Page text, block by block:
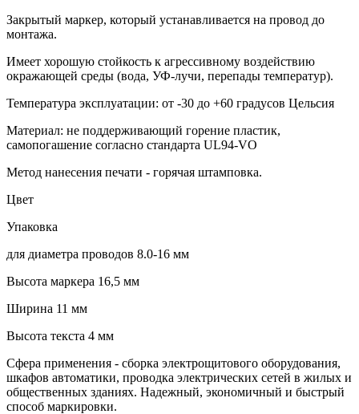
Закрытый маркер, который устанавливается на провод до
монтажа.
Имеет хорошую стойкость к агрессивному воздействию
окражающей среды (вода, УФ-лучи, перепады температур).
Температура эксплуатации: от -30 до +60 градусов Цельсия
Материал: не поддерживающий горение пластик,
самопогашение согласно стандарта UL94-VO
Метод нанесения печати - горячая штамповка.
Цвет
Упаковка
для диаметра проводов 8.0-16 мм
Высота маркера 16,5 мм
Ширина 11 мм
Высота текста 4 мм
Сфера применения - сборка электрощитового оборудования,
шкафов автоматики, проводка электрических сетей в жилых и
общественных зданиях. Надежный, экономичный и быстрый
способ маркировки.